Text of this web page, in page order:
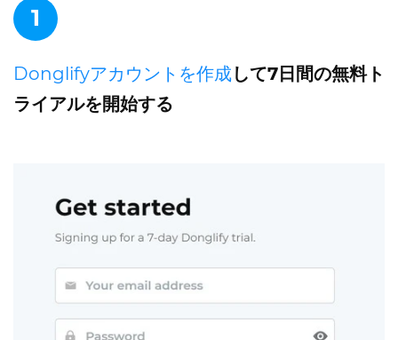
1
Donglifyアカウントを作成して7日間の無料ト
ライアルを開始する